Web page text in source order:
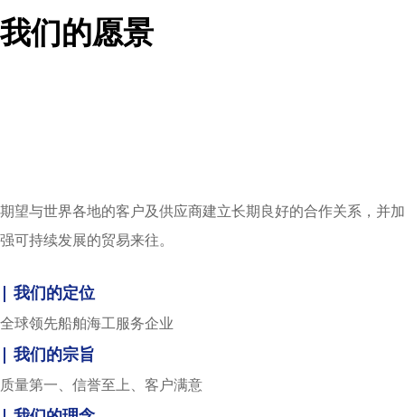
期望与世界各地的客户及供应商建立长期良好的合作关系，并加
强可持续发展的贸易来往。
| 我们的定位
全球领先船舶海工服务企业
| 我们的宗旨
质量第一、信誉至上、客户满意
我们的愿景